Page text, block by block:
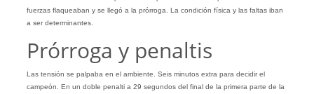
fuerzas flaqueaban y se llegó a la prórroga. La condición física y las faltas iban
a ser determinantes.
Prórroga y penaltis
Las tensión se palpaba en el ambiente. Seis minutos extra para decidir el
campeón. En un doble penalti a 29 segundos del final de la primera parte de la